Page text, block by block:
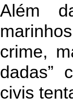
Além
crime,
dadas”
civis